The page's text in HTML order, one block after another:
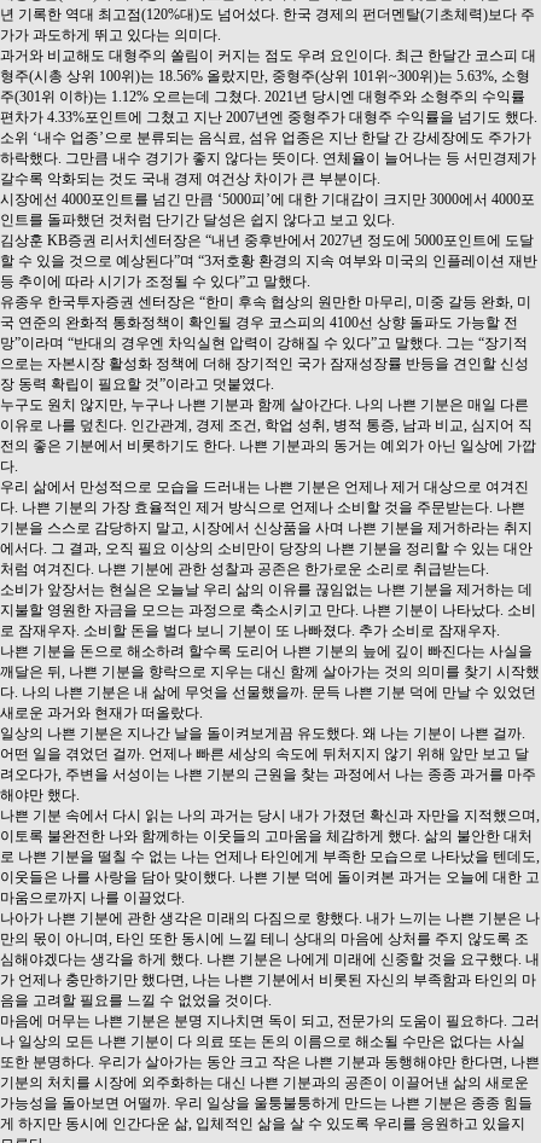
년 기록한 역대 최고점(120%대)도 넘어섰다. 한국 경제의 펀더멘탈(기초체력)보다 주
가가 과도하게 뛰고 있다는 의미다.
과거와 비교해도 대형주의 쏠림이 커지는 점도 우려 요인이다. 최근 한달간 코스피 대
형주(시총 상위 100위)는 18.56% 올랐지만, 중형주(상위 101위~300위)는 5.63%, 소형
주(301위 이하)는 1.12% 오르는데 그쳤다. 2021년 당시엔 대형주와 소형주의 수익률
편차가 4.33%포인트에 그쳤고 지난 2007년엔 중형주가 대형주 수익률을 넘기도 했다.
소위 ‘내수 업종’으로 분류되는 음식료, 섬유 업종은 지난 한달 간 강세장에도 주가가
하락했다. 그만큼 내수 경기가 좋지 않다는 뜻이다. 연체율이 늘어나는 등 서민경제가
갈수록 악화되는 것도 국내 경제 여건상 차이가 큰 부분이다.
시장에선 4000포인트를 넘긴 만큼 ‘5000피’에 대한 기대감이 크지만 3000에서 4000포
인트를 돌파했던 것처럼 단기간 달성은 쉽지 않다고 보고 있다.
김상훈 KB증권 리서치센터장은 “내년 중후반에서 2027년 정도에 5000포인트에 도달
할 수 있을 것으로 예상된다”며 “3저호황 환경의 지속 여부와 미국의 인플레이션 재반
등 추이에 따라 시기가 조정될 수 있다”고 말했다.
유종우 한국투자증권 센터장은 “한미 후속 협상의 원만한 마무리, 미중 갈등 완화, 미
국 연준의 완화적 통화정책이 확인될 경우 코스피의 4100선 상향 돌파도 가능할 전
망”이라며 “반대의 경우엔 차익실현 압력이 강해질 수 있다”고 말했다. 그는 “장기적
으로는 자본시장 활성화 정책에 더해 장기적인 국가 잠재성장률 반등을 견인할 신성
장 동력 확립이 필요할 것”이라고 덧붙였다.
누구도 원치 않지만, 누구나 나쁜 기분과 함께 살아간다. 나의 나쁜 기분은 매일 다른
이유로 나를 덮친다. 인간관계, 경제 조건, 학업 성취, 병적 통증, 남과 비교, 심지어 직
전의 좋은 기분에서 비롯하기도 한다. 나쁜 기분과의 동거는 예외가 아닌 일상에 가깝
다.
우리 삶에서 만성적으로 모습을 드러내는 나쁜 기분은 언제나 제거 대상으로 여겨진
다. 나쁜 기분의 가장 효율적인 제거 방식으로 언제나 소비할 것을 주문받는다. 나쁜
기분을 스스로 감당하지 말고, 시장에서 신상품을 사며 나쁜 기분을 제거하라는 취지
에서다. 그 결과, 오직 필요 이상의 소비만이 당장의 나쁜 기분을 정리할 수 있는 대안
처럼 여겨진다. 나쁜 기분에 관한 성찰과 공존은 한가로운 소리로 취급받는다.
소비가 앞장서는 현실은 오늘날 우리 삶의 이유를 끊임없는 나쁜 기분을 제거하는 데
지불할 영원한 자금을 모으는 과정으로 축소시키고 만다. 나쁜 기분이 나타났다. 소비
로 잠재우자. 소비할 돈을 벌다 보니 기분이 또 나빠졌다. 추가 소비로 잠재우자.
나쁜 기분을 돈으로 해소하려 할수록 도리어 나쁜 기분의 늪에 깊이 빠진다는 사실을
깨달은 뒤, 나쁜 기분을 향락으로 지우는 대신 함께 살아가는 것의 의미를 찾기 시작했
다. 나의 나쁜 기분은 내 삶에 무엇을 선물했을까. 문득 나쁜 기분 덕에 만날 수 있었던
새로운 과거와 현재가 떠올랐다.
일상의 나쁜 기분은 지나간 날을 돌이켜보게끔 유도했다. 왜 나는 기분이 나쁜 걸까.
어떤 일을 겪었던 걸까. 언제나 빠른 세상의 속도에 뒤처지지 않기 위해 앞만 보고 달
려오다가, 주변을 서성이는 나쁜 기분의 근원을 찾는 과정에서 나는 종종 과거를 마주
해야만 했다.
나쁜 기분 속에서 다시 읽는 나의 과거는 당시 내가 가졌던 확신과 자만을 지적했으며,
이토록 불완전한 나와 함께하는 이웃들의 고마움을 체감하게 했다. 삶의 불안한 대처
로 나쁜 기분을 떨칠 수 없는 나는 언제나 타인에게 부족한 모습으로 나타났을 텐데도,
이웃들은 나를 사랑을 담아 맞이했다. 나쁜 기분 덕에 돌이켜본 과거는 오늘에 대한 고
마움으로까지 나를 이끌었다.
나아가 나쁜 기분에 관한 생각은 미래의 다짐으로 향했다. 내가 느끼는 나쁜 기분은 나
만의 몫이 아니며, 타인 또한 동시에 느낄 테니 상대의 마음에 상처를 주지 않도록 조
심해야겠다는 생각을 하게 했다. 나쁜 기분은 나에게 미래에 신중할 것을 요구했다. 내
가 언제나 충만하기만 했다면, 나는 나쁜 기분에서 비롯된 자신의 부족함과 타인의 마
음을 고려할 필요를 느낄 수 없었을 것이다.
마음에 머무는 나쁜 기분은 분명 지나치면 독이 되고, 전문가의 도움이 필요하다. 그러
나 일상의 모든 나쁜 기분이 다 의료 또는 돈의 이름으로 해소될 수만은 없다는 사실
또한 분명하다. 우리가 살아가는 동안 크고 작은 나쁜 기분과 동행해야만 한다면, 나쁜
기분의 처치를 시장에 외주화하는 대신 나쁜 기분과의 공존이 이끌어낸 삶의 새로운
가능성을 돌아보면 어떨까. 우리 일상을 울퉁불퉁하게 만드는 나쁜 기분은 종종 힘들
게 하지만 동시에 인간다운 삶, 입체적인 삶을 살 수 있도록 우리를 응원하고 있을지